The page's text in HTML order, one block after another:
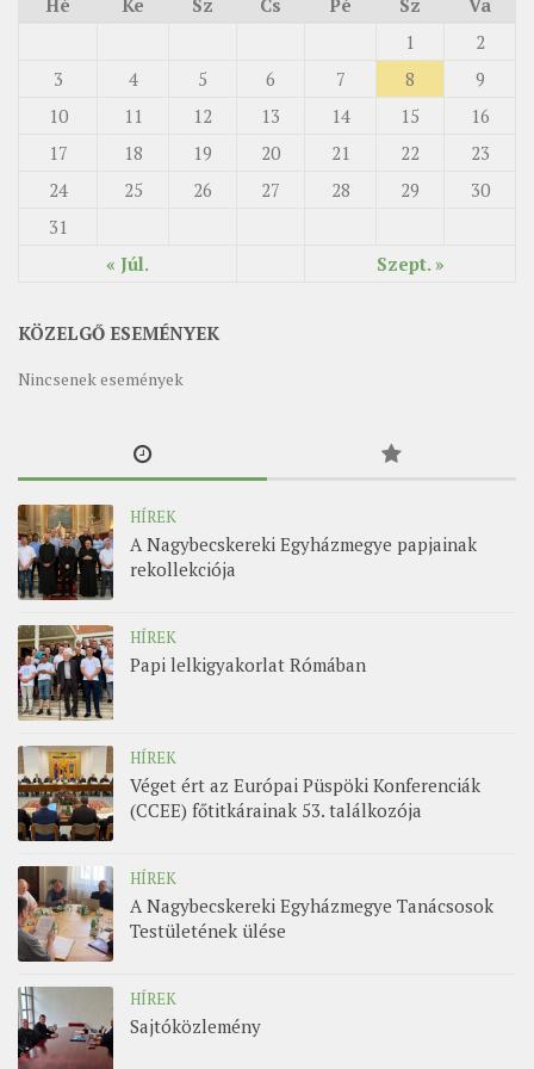
Hé
Ke Sz Cs Pé Sz Va
« Júl. Szept. »
1
2
3
4 5 6 7 8
9
10
11 12 13 14 15
16
17
18 19 20 21 22
23
24
25 26 27 28 29
30
31
KÖZELGŐ ESEMÉNYEK
Nincsenek események
HÍREK
A Nagybecskereki Egyházmegye papjainak
rekollekciója
HÍREK
Papi lelkigyakorlat Rómában
HÍREK
Véget ért az Európai Püspöki Konferenciák
(CCEE) főtitkárainak 53. találkozója
HÍREK
A Nagybecskereki Egyházmegye Tanácsosok
Testületének ülése
HÍREK
Sajtóközlemény